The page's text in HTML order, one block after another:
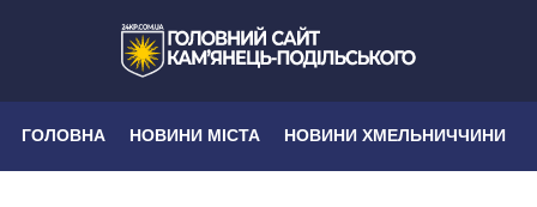
ГОЛОВНА НОВИНИ МІСТА НОВИНИ ХМЕЛЬНИЧЧИНИ